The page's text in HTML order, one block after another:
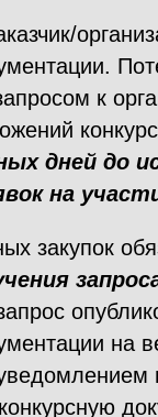
к
дней до
на
закупок
на